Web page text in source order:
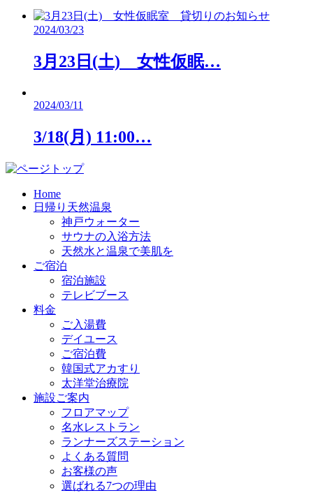
2024/03/23
3月23日(土) 女性仮眠…
2024/03/11
3/18(月) 11:00…
Home
日帰り天然温泉
神戸ウォーター
サウナの入浴方法
天然水と温泉で美肌を
ご宿泊
宿泊施設
テレビブース
料金
ご入湯費
デイユース
ご宿泊費
韓国式アカすり
太洋堂治療院
施設ご案内
フロアマップ
名水レストラン
ランナーズステーション
よくある質問
お客様の声
選ばれる7つの理由